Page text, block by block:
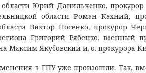
Юрий Данильченко, прокурор
области Роман Кахний,
Виктор Носенко, прокурор
Григорий Рябенко, военный
Максим Якубовский и. о. прокурора
в ГПУ уже произошли. Так,